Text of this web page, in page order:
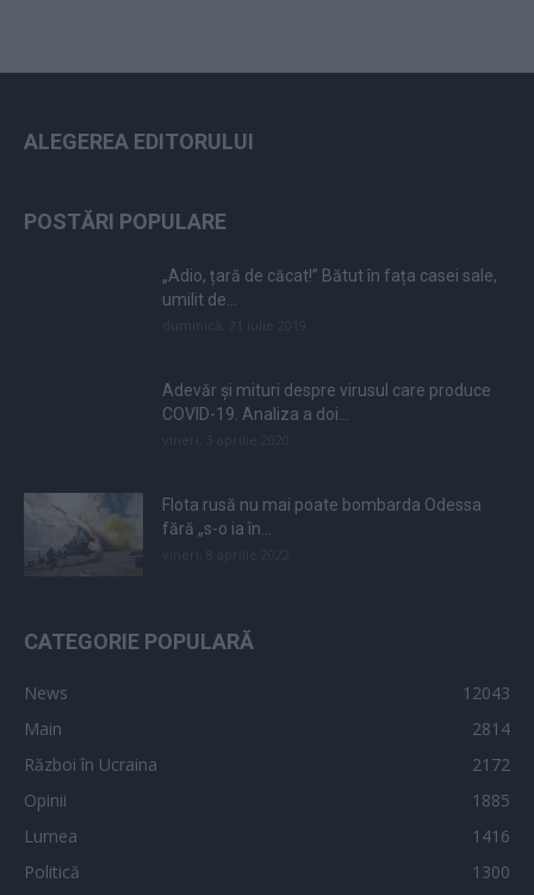
ALEGEREA EDITORULUI
POSTĂRI POPULARE
„Adio, țară de căcat!” Bătut în fața casei sale,
umilit de...
Adevăr și mituri despre virusul care produce
COVID-19. Analiza a doi...
Flota rusă nu mai poate bombarda Odessa
fără „s-o ia în...
CATEGORIE POPULARĂ
News
12043
Main
2814
Război în Ucraina
2172
Opinii
1885
Lumea
1416
Politică
1300